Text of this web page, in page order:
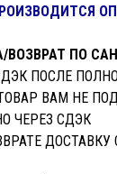
ВОЗВРАТ ПО
ПОСЛЕ
ВАМ НЕ
ЧЕРЕЗ СДЭК
ДОСТАВКУ